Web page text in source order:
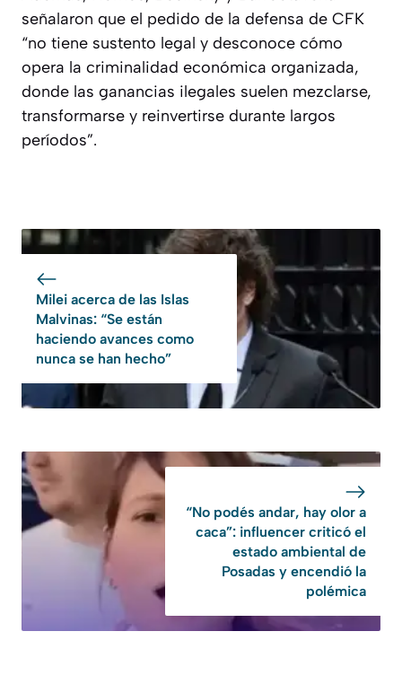
señalaron que el pedido de la defensa de CFK
“no tiene sustento legal y desconoce cómo
opera la criminalidad económica organizada,
donde las ganancias ilegales suelen mezclarse,
transformarse y reinvertirse durante largos
períodos”.
Milei acerca de las Islas
Malvinas: “Se están
haciendo avances como
nunca se han hecho”
“No podés andar, hay olor a
caca”: influencer criticó el
estado ambiental de
Posadas y encendió la
polémica